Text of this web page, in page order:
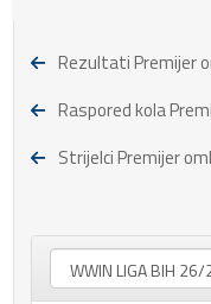
Rezultati Premijer
Raspored kola
Strijelci Premijer